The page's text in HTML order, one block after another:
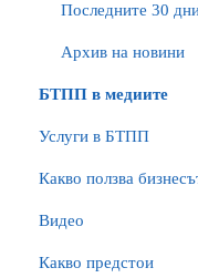
Последните 30
Архив на новини
БTПП в медиите
Услуги в БТПП
Какво ползва
Видео
Какво предстои